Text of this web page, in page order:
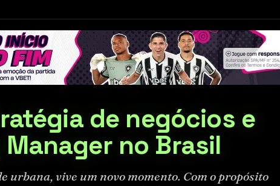
de negócios e
no Brasil
vive um novo momento. Com o propósito